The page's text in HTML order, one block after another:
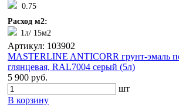
0.75
Расход м2:
1л/ 15м2
Артикул: 103902
MASTERLINE ANTICORR грунт-эмаль
глянцевая, RAL7004 серый (5л)
5 900 руб.
шт
В корзину